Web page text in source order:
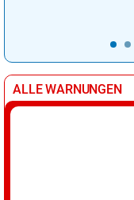
ALLE WARNUNGEN